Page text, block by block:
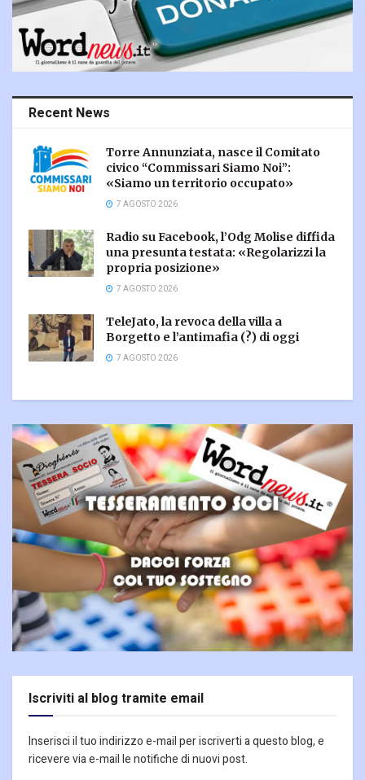
Recent News
Torre Annunziata, nasce il Comitato
civico “Commissari Siamo Noi”:
«Siamo un territorio occupato»
7 AGOSTO 2026
Radio su Facebook, l’Odg Molise diffida
una presunta testata: «Regolarizzi la
propria posizione»
7 AGOSTO 2026
TeleJato, la revoca della villa a
Borgetto e l’antimafia (?) di oggi
7 AGOSTO 2026
Iscriviti al blog tramite email
Inserisci il tuo indirizzo e-mail per iscriverti a questo blog, e
ricevere via e-mail le notifiche di nuovi post.